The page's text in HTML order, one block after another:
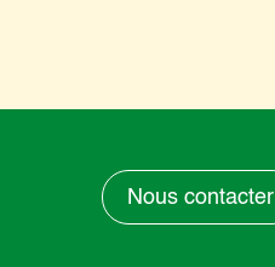
Nous contacter